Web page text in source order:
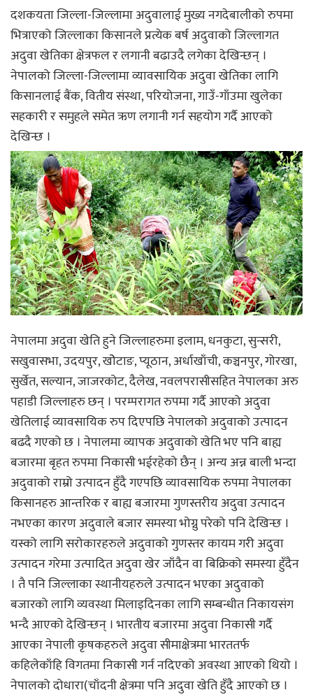
दशकयता जिल्ला-जिल्लामा अदुवालाई मुख्य नगदेबालीको रुपमा
भित्राएको जिल्लाका किसानले प्रत्येक बर्ष अदुवाको जिल्लागत
अदुवा खेतिका क्षेत्रफल र लगानी बढाउदै लगेका देखिन्छन् ।
नेपालको जिल्ला-जिल्लामा व्यावसायिक अदुवा खेतिका लागि
किसानलाई बैंक, वितीय संस्था, परियोजना, गाउँ-गाँउमा खुलेका
सहकारी र समुहले समेत ऋण लगानी गर्न सहयोग गर्दै आएको
देखिन्छ ।
नेपालमा अदुवा खेति हुने जिल्लाहरुमा इलाम, धनकुटा, सुन्सरी,
सखुवासभा, उदयपुर, खोेटाङ, प्यूठान, अर्धाखाँची, कञ्चनपुर, गोरखा,
सुर्खेत, सल्यान, जाजरकोट, दैलेख, नवलपरासीसहित नेपालका अरु
पहाडी जिल्लाहरु छन् । परम्परागत रुपमा गर्दै आएको अदुवा
खेतिलाई व्यावसायिक रुप दिएपछि नेपालको अदुवाको उत्पादन
बढदै गएको छ । नेपालमा व्यापक अदुवाको खेति भए पनि बाह्य
बजारमा बृहत रुपमा निकासी भईरहेको छैन् । अन्य अन्न बाली भन्दा
अदुवाको राम्रो उत्पादन हुँदै गएपछि व्यावसायिक रुपमा नेपालका
किसानहरु आन्तरिक र बाह्य बजारमा गुणस्तरीय अदुवा उत्पादन
नभएका कारण अदुवाले बजार समस्या भोग्नु परेको पनि देखिन्छ ।
यस्को लागि सरोकारहरुले अदुवाको गुणस्तर कायम गरी अदुवा
उत्पादन गरेमा उत्पादित अदुवा खेर जाँदैन वा बिक्रिको समस्या हुँदैन
। तै पनि जिल्लाका स्थानीयहरुले उत्पादन भएका अदुवाको
बजारको लागि व्यवस्था मिलाइदिनका लागि सम्बन्धीत निकायसंग
भन्दै आएको देखिन्छन् । भारतीय बजारमा अदुवा निकासी गर्दै
आएका नेपाली कृषकहरुले अदुवा सीमाक्षेत्रमा भारततर्फ
कहिलेकाँहि विगतमा निकासी गर्न नदिएको अवस्था आएको थियो ।
नेपालको दोधारा(चाँदनी क्षेत्रमा पनि अदुवा खेति हुँदै आएको छ ।